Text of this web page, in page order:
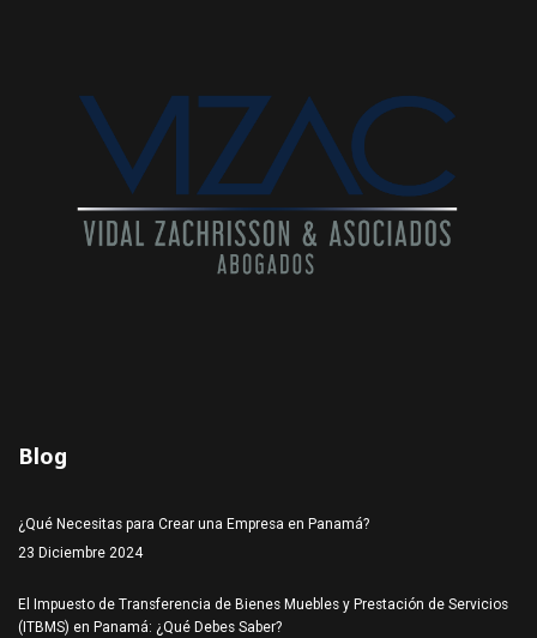
Blog
¿Qué Necesitas para Crear una Empresa en Panamá?
23 Diciembre 2024
El Impuesto de Transferencia de Bienes Muebles y Prestación de Servicios
(ITBMS) en Panamá: ¿Qué Debes Saber?